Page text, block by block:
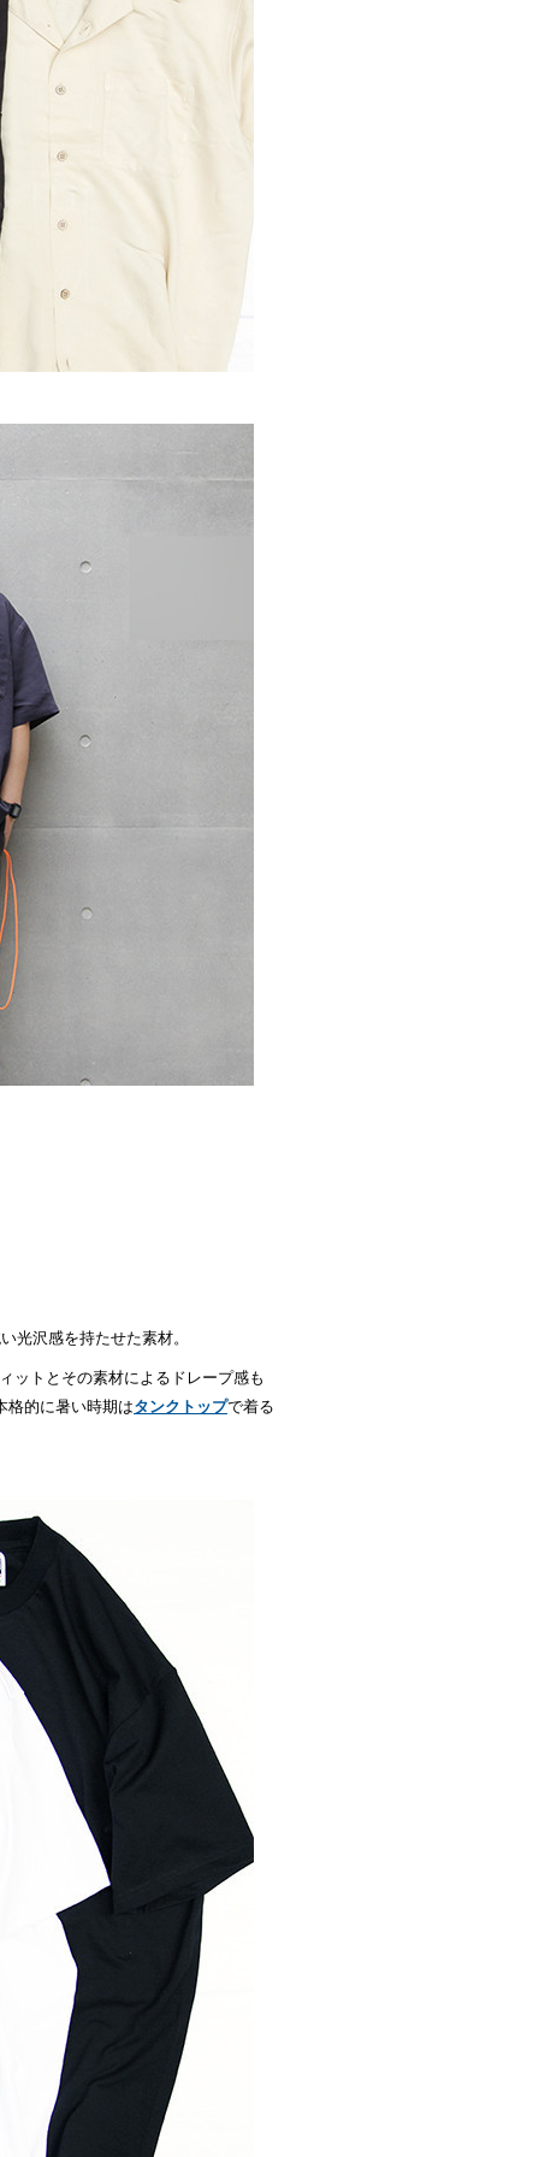
光沢感を持たせた素材。
ットとその素材によるドレープ感も
格的に暑い時期はタンクトップで着る